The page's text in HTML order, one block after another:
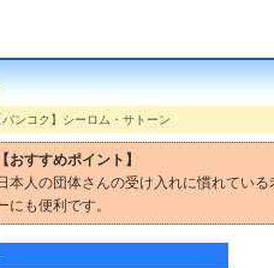
バンコク】シーロム・サトーン
【おすすめポイント】
本人の団体さんの受け入れに慣れてい
にも便利です。